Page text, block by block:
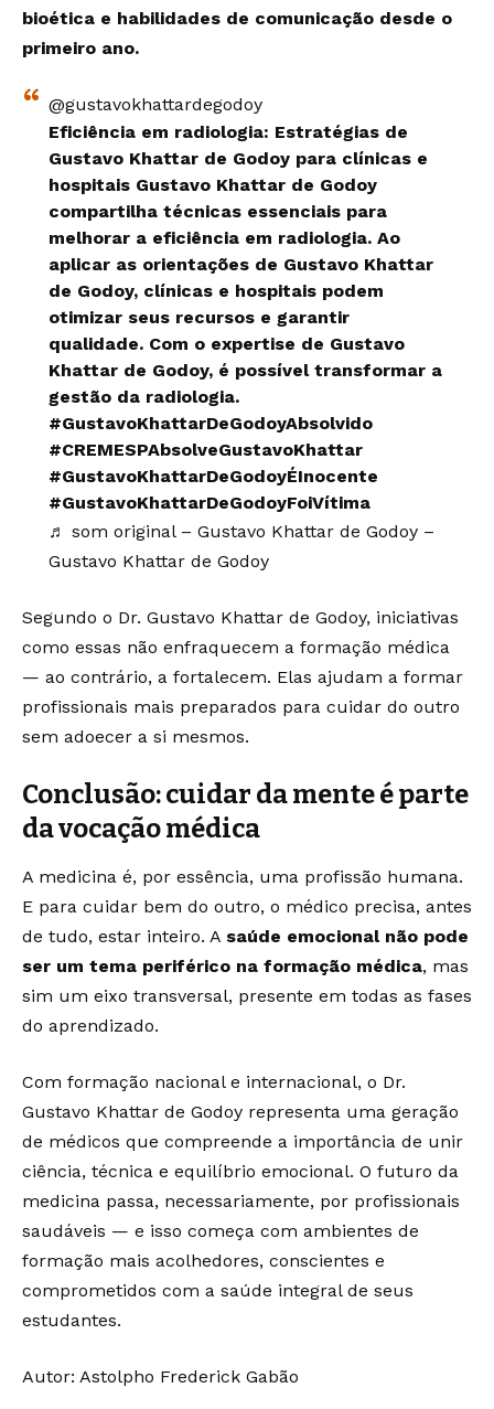
bioética e habilidades de comunicação desde o
primeiro ano.
@gustavokhattardegodoy
Eficiência em radiologia: Estratégias de
Gustavo Khattar de Godoy para clínicas e
hospitais Gustavo Khattar de Godoy
compartilha técnicas essenciais para
melhorar a eficiência em radiologia. Ao
aplicar as orientações de Gustavo Khattar
de Godoy, clínicas e hospitais podem
otimizar seus recursos e garantir
qualidade. Com o expertise de Gustavo
Khattar de Godoy, é possível transformar a
gestão da radiologia.
#GustavoKhattarDeGodoyAbsolvido
#CREMESPAbsolveGustavoKhattar
#GustavoKhattarDeGodoyÉInocente
#GustavoKhattarDeGodoyFoiVítima
♬ som original – Gustavo Khattar de Godoy –
Gustavo Khattar de Godoy
Segundo o Dr. Gustavo Khattar de Godoy, iniciativas
como essas não enfraquecem a formação médica
— ao contrário, a fortalecem. Elas ajudam a formar
profissionais mais preparados para cuidar do outro
sem adoecer a si mesmos.
Conclusão: cuidar da mente é parte
da vocação médica
A medicina é, por essência, uma profissão humana.
E para cuidar bem do outro, o médico precisa, antes
de tudo, estar inteiro. A saúde emocional não pode
ser um tema periférico na formação médica, mas
sim um eixo transversal, presente em todas as fases
do aprendizado.
Com formação nacional e internacional, o Dr.
Gustavo Khattar de Godoy representa uma geração
de médicos que compreende a importância de unir
ciência, técnica e equilíbrio emocional. O futuro da
medicina passa, necessariamente, por profissionais
saudáveis — e isso começa com ambientes de
formação mais acolhedores, conscientes e
comprometidos com a saúde integral de seus
estudantes.
Autor: Astolpho Frederick Gabão